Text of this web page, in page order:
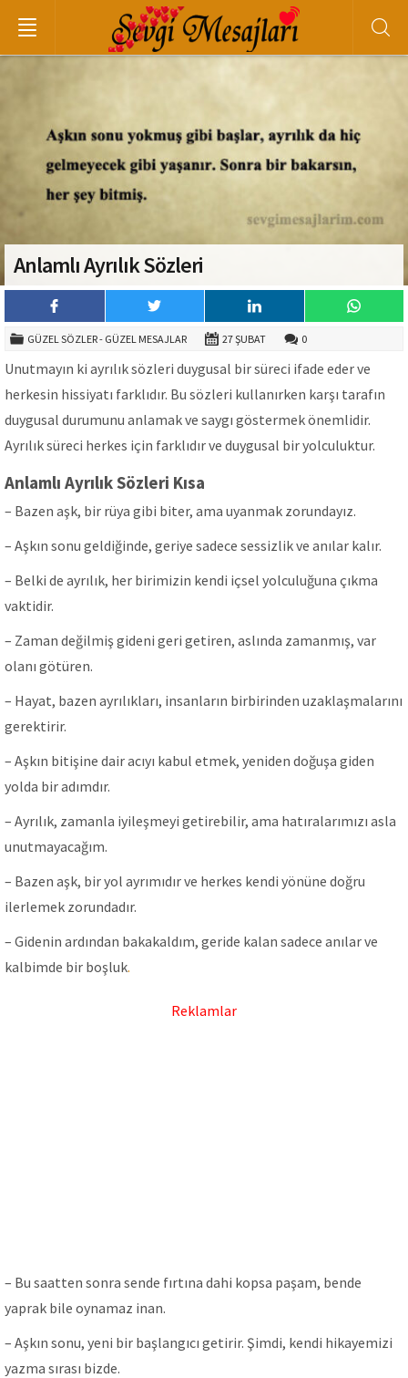
Anlamlı Ayrılık Sözleri
GÜZEL SÖZLER - GÜZEL MESAJLAR 27 ŞUBAT 0
Unutmayın ki ayrılık sözleri duygusal bir süreci ifade eder ve
herkesin hissiyatı farklıdır. Bu sözleri kullanırken karşı tarafın
duygusal durumunu anlamak ve saygı göstermek önemlidir.
Ayrılık süreci herkes için farklıdır ve duygusal bir yolculuktur.
Anlamlı Ayrılık Sözleri Kısa
– Bazen aşk, bir rüya gibi biter, ama uyanmak zorundayız.
– Aşkın sonu geldiğinde, geriye sadece sessizlik ve anılar kalır.
– Belki de ayrılık, her birimizin kendi içsel yolculuğuna çıkma
vaktidir.
– Zaman değilmiş gideni geri getiren, aslında zamanmış, var
olanı götüren.
– Hayat, bazen ayrılıkları, insanların birbirinden uzaklaşmalarını
gerektirir.
– Aşkın bitişine dair acıyı kabul etmek, yeniden doğuşa giden
yolda bir adımdır.
– Ayrılık, zamanla iyileşmeyi getirebilir, ama hatıralarımızı asla
unutmayacağım.
– Bazen aşk, bir yol ayrımıdır ve herkes kendi yönüne doğru
ilerlemek zorundadır.
– Gidenin ardından bakakaldım, geride kalan sadece anılar ve
kalbimde bir boşluk.
Reklamlar
– Bu saatten sonra sende fırtına dahi kopsa paşam, bende
yaprak bile oynamaz inan.
– Aşkın sonu, yeni bir başlangıcı getirir. Şimdi, kendi hikayemizi
yazma sırası bizde.